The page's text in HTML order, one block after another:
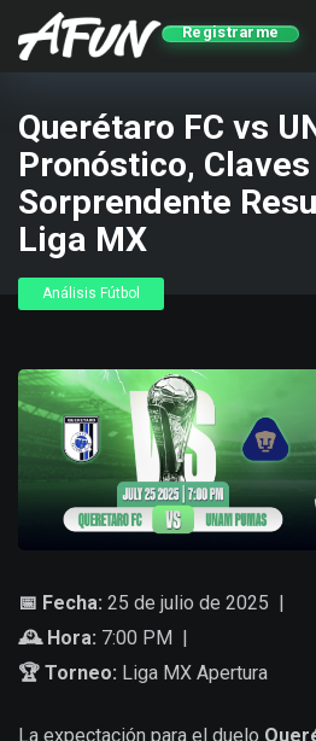
Registrarme
Querétaro FC vs
Pronóstico, Claves
Sorprendente
Liga MX
Análisis Fútbol
📅 Fecha: 25 de julio de 2025 |
🕰️ Hora: 7:00 PM |
🏆 Torneo: Liga MX Apertura
La expectación para el duelo